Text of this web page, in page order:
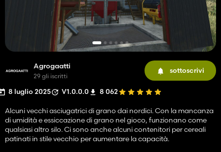
Agrogaatti
29 gli iscritti
sottoscrivi
8 luglio 2025 V1.0.0.0 8 062
Alcuni vecchi asciugatrici di grano dai nordici. Con la mancanza
di umidità e essiccazione di grano nel gioco, funzionano come
qualsiasi altro silo. Ci sono anche alcuni contenitori per cereali
patinati in stile vecchio per aumentare la capacità.